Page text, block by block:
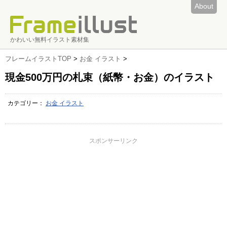
About
かわいい無料イラスト素材集
フレームイラストTOP > お金 イラスト >
現金500万円の札束（紙幣・お金）のイラスト
カテゴリー： お金 イラスト
スポンサーリンク